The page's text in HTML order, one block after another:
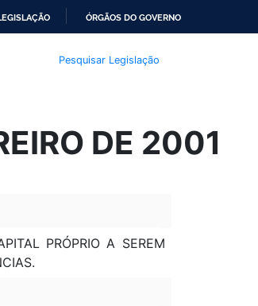
ÓRGÃOS DO GOVERNO
Pesquisar Legislação
DE 2001
PRÓPRIO A SEREM